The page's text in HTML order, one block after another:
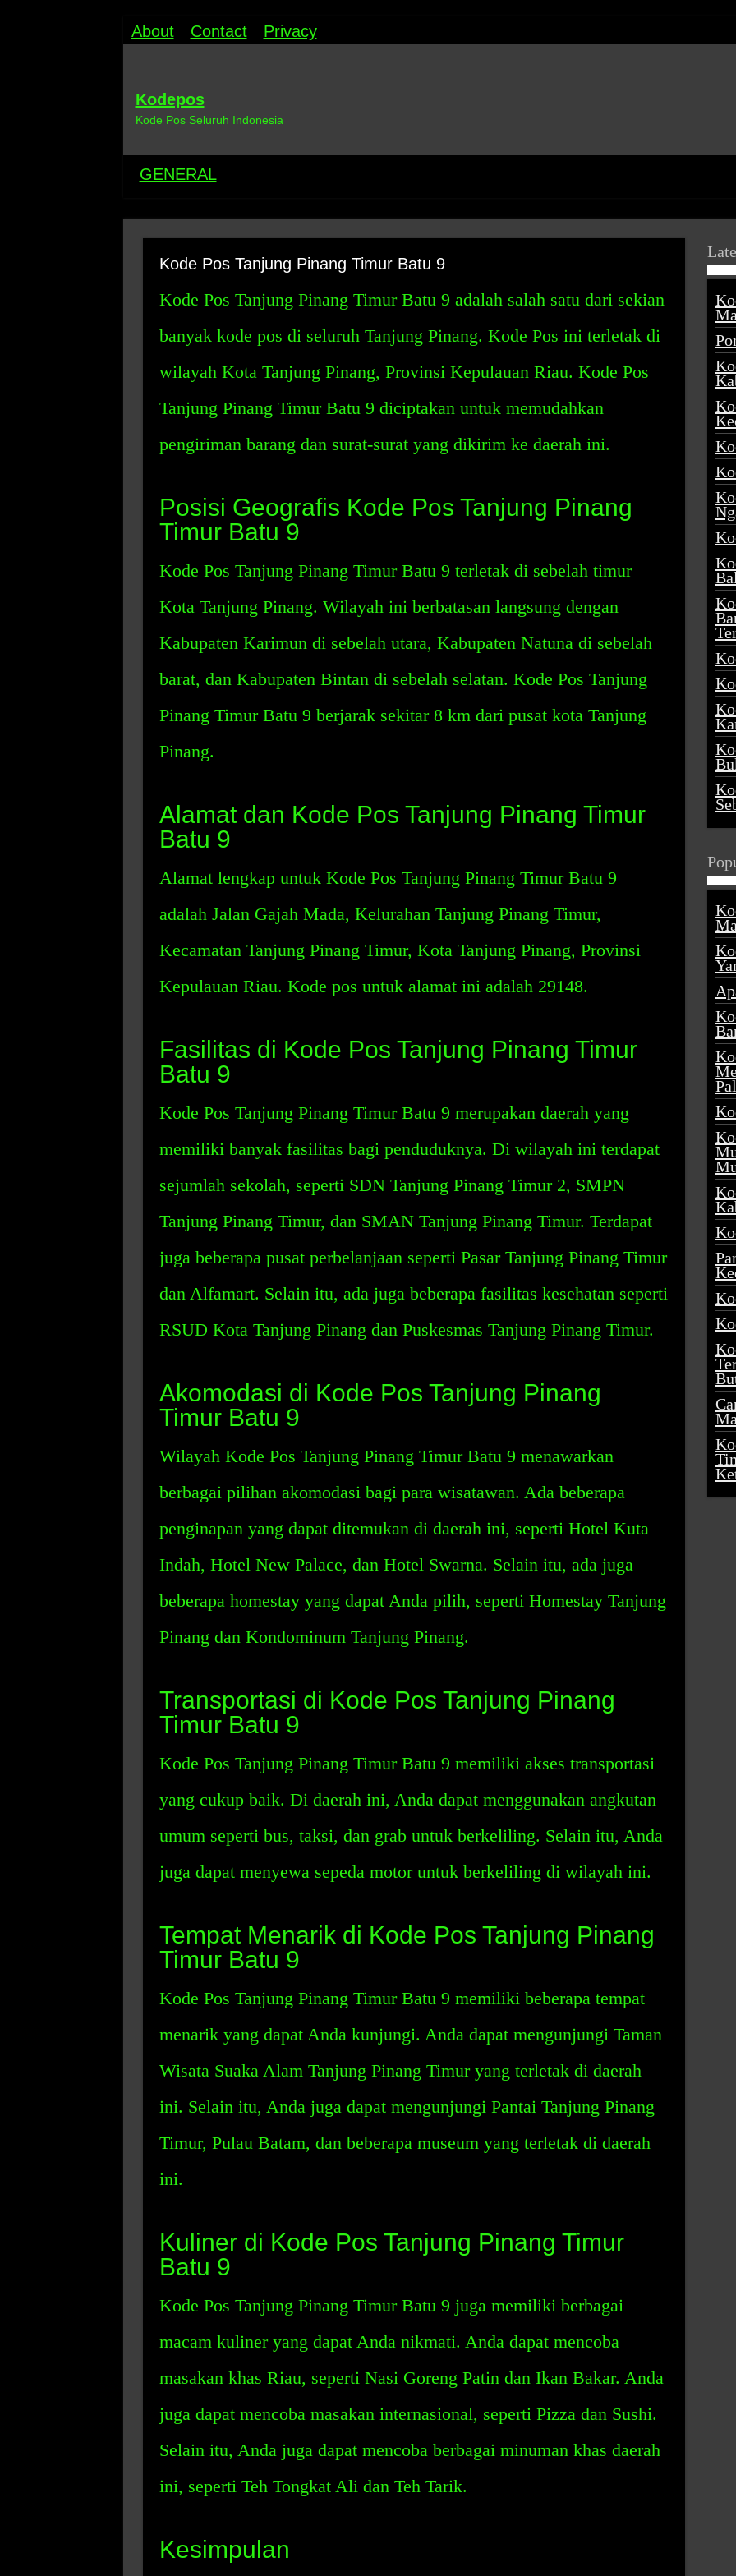
About Contact Privacy
Kodepos
Kode Pos Seluruh Indonesia
GENERAL
Kode Pos Tanjung Pinang Timur Batu 9
Kode Pos Tanjung Pinang Timur Batu 9 adalah salah satu dari sekian
banyak kode pos di seluruh Tanjung Pinang. Kode Pos ini terletak di
wilayah Kota Tanjung Pinang, Provinsi Kepulauan Riau. Kode Pos
Tanjung Pinang Timur Batu 9 diciptakan untuk memudahkan
pengiriman barang dan surat-surat yang dikirim ke daerah ini.
Posisi Geografis Kode Pos Tanjung Pinang
Timur Batu 9
Kode Pos Tanjung Pinang Timur Batu 9 terletak di sebelah timur
Kota Tanjung Pinang. Wilayah ini berbatasan langsung dengan
Kabupaten Karimun di sebelah utara, Kabupaten Natuna di sebelah
barat, dan Kabupaten Bintan di sebelah selatan. Kode Pos Tanjung
Pinang Timur Batu 9 berjarak sekitar 8 km dari pusat kota Tanjung
Pinang.
Alamat dan Kode Pos Tanjung Pinang Timur
Batu 9
Alamat lengkap untuk Kode Pos Tanjung Pinang Timur Batu 9
adalah Jalan Gajah Mada, Kelurahan Tanjung Pinang Timur,
Kecamatan Tanjung Pinang Timur, Kota Tanjung Pinang, Provinsi
Kepulauan Riau. Kode pos untuk alamat ini adalah 29148.
Fasilitas di Kode Pos Tanjung Pinang Timur
Batu 9
Kode Pos Tanjung Pinang Timur Batu 9 merupakan daerah yang
memiliki banyak fasilitas bagi penduduknya. Di wilayah ini terdapat
sejumlah sekolah, seperti SDN Tanjung Pinang Timur 2, SMPN
Tanjung Pinang Timur, dan SMAN Tanjung Pinang Timur. Terdapat
juga beberapa pusat perbelanjaan seperti Pasar Tanjung Pinang Timur
dan Alfamart. Selain itu, ada juga beberapa fasilitas kesehatan seperti
RSUD Kota Tanjung Pinang dan Puskesmas Tanjung Pinang Timur.
Akomodasi di Kode Pos Tanjung Pinang
Timur Batu 9
Wilayah Kode Pos Tanjung Pinang Timur Batu 9 menawarkan
berbagai pilihan akomodasi bagi para wisatawan. Ada beberapa
penginapan yang dapat ditemukan di daerah ini, seperti Hotel Kuta
Indah, Hotel New Palace, dan Hotel Swarna. Selain itu, ada juga
beberapa homestay yang dapat Anda pilih, seperti Homestay Tanjung
Pinang dan Kondominum Tanjung Pinang.
Transportasi di Kode Pos Tanjung Pinang
Timur Batu 9
Kode Pos Tanjung Pinang Timur Batu 9 memiliki akses transportasi
yang cukup baik. Di daerah ini, Anda dapat menggunakan angkutan
umum seperti bus, taksi, dan grab untuk berkeliling. Selain itu, Anda
juga dapat menyewa sepeda motor untuk berkeliling di wilayah ini.
Tempat Menarik di Kode Pos Tanjung Pinang
Timur Batu 9
Kode Pos Tanjung Pinang Timur Batu 9 memiliki beberapa tempat
menarik yang dapat Anda kunjungi. Anda dapat mengunjungi Taman
Wisata Suaka Alam Tanjung Pinang Timur yang terletak di daerah
ini. Selain itu, Anda juga dapat mengunjungi Pantai Tanjung Pinang
Timur, Pulau Batam, dan beberapa museum yang terletak di daerah
ini.
Kuliner di Kode Pos Tanjung Pinang Timur
Batu 9
Kode Pos Tanjung Pinang Timur Batu 9 juga memiliki berbagai
macam kuliner yang dapat Anda nikmati. Anda dapat mencoba
masakan khas Riau, seperti Nasi Goreng Patin dan Ikan Bakar. Anda
juga dapat mencoba masakan internasional, seperti Pizza dan Sushi.
Selain itu, Anda juga dapat mencoba berbagai minuman khas daerah
ini, seperti Teh Tongkat Ali dan Teh Tarik.
Kesimpulan